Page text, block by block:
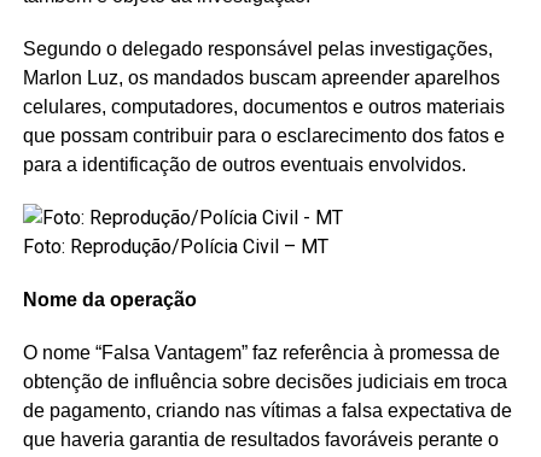
Segundo o delegado responsável pelas investigações,
Marlon Luz, os mandados buscam apreender aparelhos
celulares, computadores, documentos e outros materiais
que possam contribuir para o esclarecimento dos fatos e
para a identificação de outros eventuais envolvidos.
Foto: Reprodução/Polícia Civil – MT
Nome da operação
O nome “Falsa Vantagem” faz referência à promessa de
obtenção de influência sobre decisões judiciais em troca
de pagamento, criando nas vítimas a falsa expectativa de
que haveria garantia de resultados favoráveis perante o